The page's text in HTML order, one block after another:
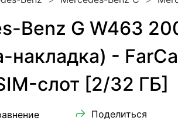
Benz G W463
-
слот [2/32 ГБ]
Поделиться